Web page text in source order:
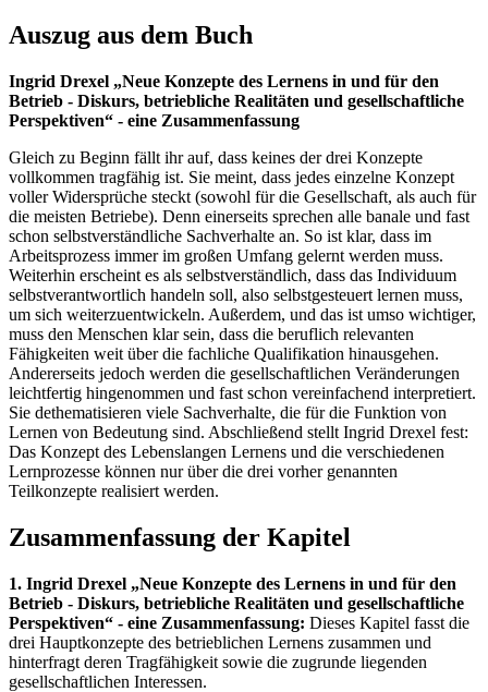
Auszug aus dem Buch
Ingrid Drexel „Neue Konzepte des Lernens in und für den
Betrieb - Diskurs, betriebliche Realitäten und gesellschaftliche
Perspektiven“ - eine Zusammenfassung
Gleich zu Beginn fällt ihr auf, dass keines der drei Konzepte
vollkommen tragfähig ist. Sie meint, dass jedes einzelne Konzept
voller Widersprüche steckt (sowohl für die Gesellschaft, als auch für
die meisten Betriebe). Denn einerseits sprechen alle banale und fast
schon selbstverständliche Sachverhalte an. So ist klar, dass im
Arbeitsprozess immer im großen Umfang gelernt werden muss.
Weiterhin erscheint es als selbstverständlich, dass das Individuum
selbstverantwortlich handeln soll, also selbstgesteuert lernen muss,
um sich weiterzuentwickeln. Außerdem, und das ist umso wichtiger,
muss den Menschen klar sein, dass die beruflich relevanten
Fähigkeiten weit über die fachliche Qualifikation hinausgehen.
Andererseits jedoch werden die gesellschaftlichen Veränderungen
leichtfertig hingenommen und fast schon vereinfachend interpretiert.
Sie dethematisieren viele Sachverhalte, die für die Funktion von
Lernen von Bedeutung sind. Abschließend stellt Ingrid Drexel fest:
Das Konzept des Lebenslangen Lernens und die verschiedenen
Lernprozesse können nur über die drei vorher genannten
Teilkonzepte realisiert werden.
Zusammenfassung der Kapitel
1. Ingrid Drexel „Neue Konzepte des Lernens in und für den
Betrieb - Diskurs, betriebliche Realitäten und gesellschaftliche
Perspektiven“ - eine Zusammenfassung: Dieses Kapitel fasst die
drei Hauptkonzepte des betrieblichen Lernens zusammen und
hinterfragt deren Tragfähigkeit sowie die zugrunde liegenden
gesellschaftlichen Interessen.